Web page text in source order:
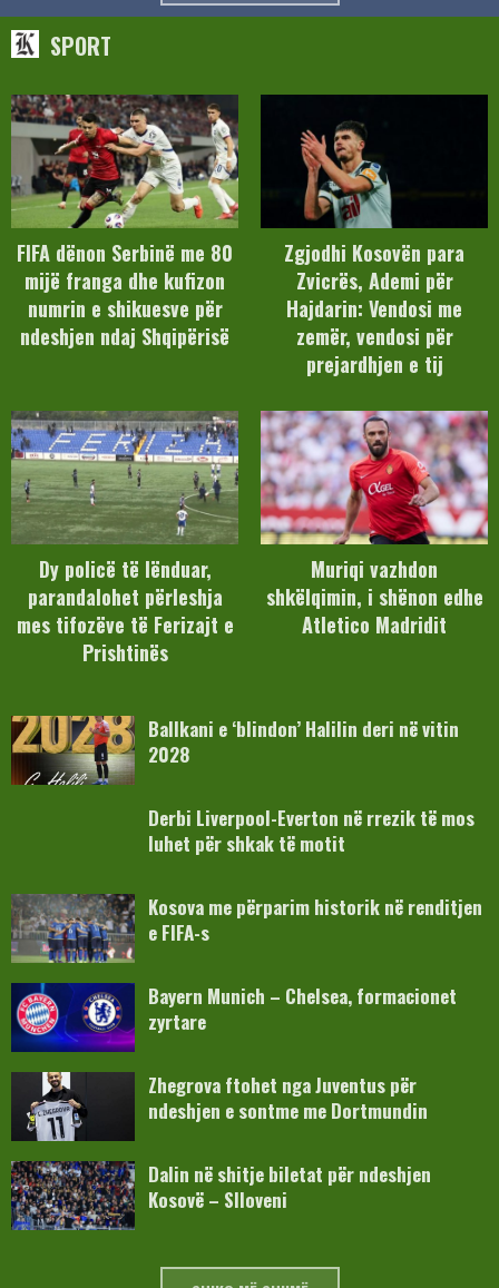
SPORT
FIFA dënon Serbinë me 80
mijë franga dhe kufizon
numrin e shikuesve për
ndeshjen ndaj Shqipërisë
Zgjodhi Kosovën para
Zvicrës, Ademi për
Hajdarin: Vendosi me
zemër, vendosi për
prejardhjen e tij
Dy policë të lënduar,
parandalohet përleshja
mes tifozëve të Ferizajt e
Prishtinës
Muriqi vazhdon
shkëlqimin, i shënon edhe
Atletico Madridit
Ballkani e ‘blindon’ Halilin deri në vitin
2028
Derbi Liverpool-Everton në rrezik të mos
luhet për shkak të motit
Kosova me përparim historik në renditjen
e FIFA-s
Bayern Munich – Chelsea, formacionet
zyrtare
Zhegrova ftohet nga Juventus për
ndeshjen e sontme me Dortmundin
Dalin në shitje biletat për ndeshjen
Kosovë – Slloveni